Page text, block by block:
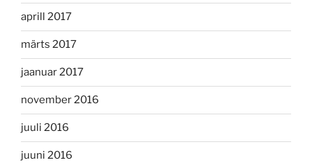
aprill 2017
märts 2017
jaanuar 2017
november 2016
juuli 2016
juuni 2016